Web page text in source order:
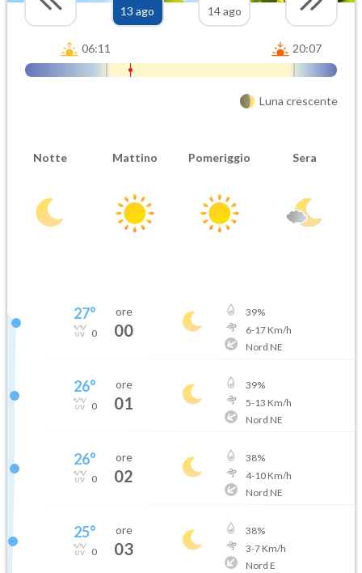
13 ago
14 ago
06:11 20:07
Luna crescente
Notte Mattino Pomeriggio Sera
27°
0
ore
00
39%
6-17Km/h
Nord NE
26°
0
ore
01
39%
5-13 Km/h
Nord NE
26°
0
ore
02
38%
4-10Km/h
Nord NE
25°
0
ore
03
38%
3-7Km/h
Nord E